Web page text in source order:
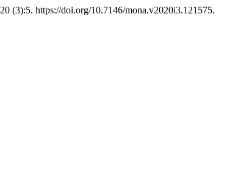
(3):5. https://doi.org/10.7146/mona.v2020i3.121575.